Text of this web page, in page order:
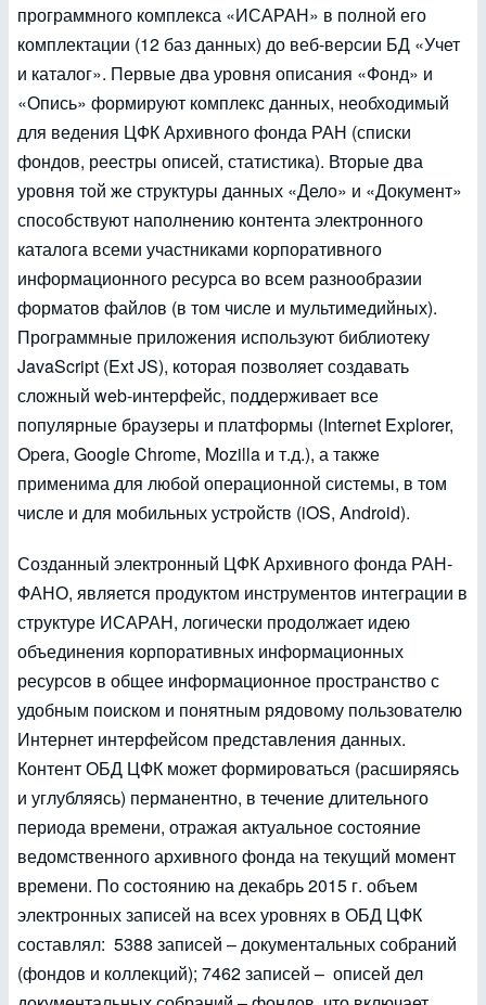
программного комплекса «ИСАРАН» в полной его
комплектации (12 баз данных) до веб-версии БД «Учет
и каталог». Первые два уровня описания «Фонд» и
«Опись» формируют комплекс данных, необходимый
для ведения ЦФК Архивного фонда РАН (списки
фондов, реестры описей, статистика). Вторые два
уровня той же структуры данных «Дело» и «Документ»
способствуют наполнению контента электронного
каталога всеми участниками корпоративного
информационного ресурса во всем разнообразии
форматов файлов (в том числе и мультимедийных).
Программные приложения используют библиотеку
JavaScript (Ext JS), которая позволяет создавать
сложный web-интерфейс, поддерживает все
популярные браузеры и платформы (Internet Explorer,
Opera, Google Chrome, Mozilla и т.д.), а также
применима для любой операционной системы, в том
числе и для мобильных устройств (iOS, Android).
Созданный электронный ЦФК Архивного фонда РАН-
ФАНО, является продуктом инструментов интеграции в
структуре ИСАРАН, логически продолжает идею
объединения корпоративных информационных
ресурсов в общее информационное пространство с
удобным поиском и понятным рядовому пользователю
Интернет интерфейсом представления данных.
Контент ОБД ЦФК может формироваться (расширяясь
и углубляясь) перманентно, в течение длительного
периода времени, отражая актуальное состояние
ведомственного архивного фонда на текущий момент
времени. По состоянию на декабрь 2015 г. объем
электронных записей на всех уровнях в ОБД ЦФК
составлял: 5388 записей – документальных собраний
(фондов и коллекций); 7462 записей – описей дел